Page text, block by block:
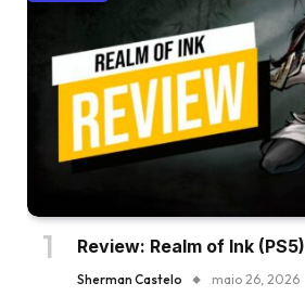
Review: Realm of Ink (PS5)
Sherman Castelo maio 26, 2026